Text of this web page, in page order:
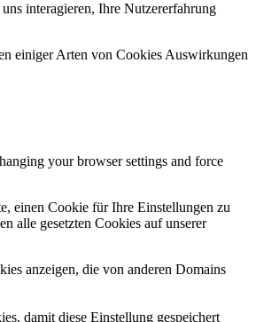
interagieren, Ihre Nutzererfahrung
einiger Arten von Cookies Auswirkungen
your browser settings and force
einen Cookie für Ihre Einstellungen zu
alle gesetzten Cookies auf unserer
anzeigen, die von anderen Domains
damit diese Einstellung gespeichert